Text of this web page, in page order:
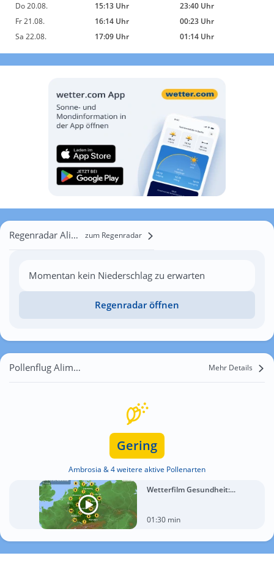
Do 20.08.
15:13 Uhr
23:40 Uhr
Fr 21.08.
16:14 Uhr
00:23 Uhr
Sa 22.08.
17:09 Uhr 01:14 Uhr
Regenradar Alimănești zum Regenradar
Momentan kein Niederschlag zu erwarten
Regenradar öffnen
Pollenflug Alimănești Mehr Details
Gering
Ambrosia & 4 weitere aktive Pollenarten
Wetterfilm Gesundheit:...
01:30 min